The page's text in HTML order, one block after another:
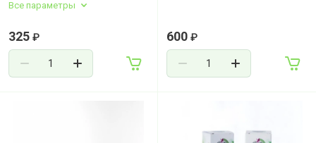
Все параметры
325 ₽ 600 ₽